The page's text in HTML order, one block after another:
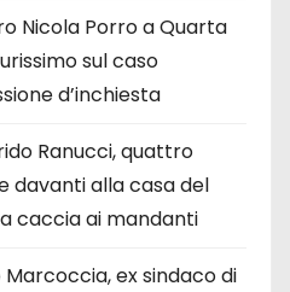
Nicola Porro a Quarta
sul caso
d’inchiesta
Ranucci, quattro
davanti alla casa del
caccia ai mandanti
ex sindaco di